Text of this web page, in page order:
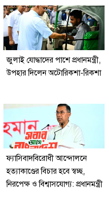
জুলাই যোদ্ধাদের পাশে প্রধানমন্ত্রী,
উপহার দিলেন অটোরিকশা-রিকশা
ফ্যাসিবাদবিরোধী আন্দোলনে
হত্যাকাণ্ডের বিচার হবে স্বচ্ছ,
নিরপেক্ষ ও বিশ্বাসযোগ্য: প্রধানমন্ত্রী